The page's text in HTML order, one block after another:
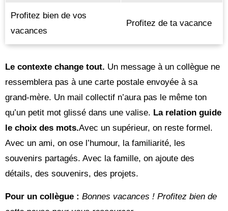
Profitez bien de vos
vacances
Profitez de ta vacance
Le contexte change tout. Un message à un collègue ne
ressemblera pas à une carte postale envoyée à sa
grand-mère. Un mail collectif n’aura pas le même ton
qu’un petit mot glissé dans une valise. La relation guide
le choix des mots.Avec un supérieur, on reste formel.
Avec un ami, on ose l’humour, la familiarité, les
souvenirs partagés. Avec la famille, on ajoute des
détails, des souvenirs, des projets.
Pour un collègue : Bonnes vacances ! Profitez bien de